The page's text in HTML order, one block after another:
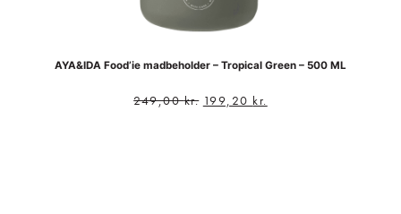
AYA&IDA Food’ie madbeholder – Tropical Green – 500 ML
249,00kr. 199,20 kr.